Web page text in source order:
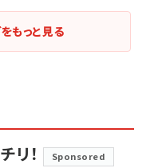
もっと見る
リ！ Sponsored